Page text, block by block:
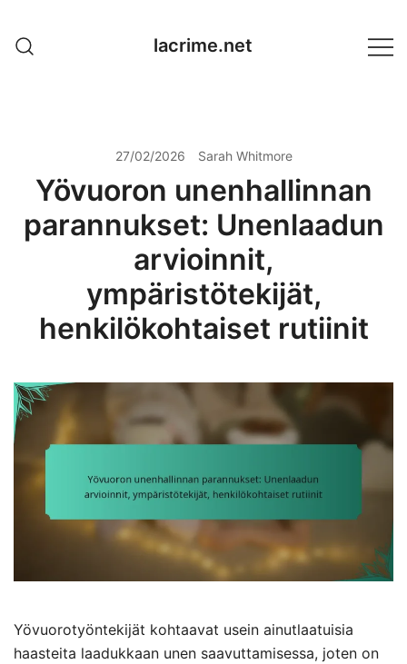
content
lacrime.net
27/02/2026 Sarah Whitmore
Yövuoron unenhallinnan
parannukset: Unenlaadun
arvioinnit,
ympäristötekijät,
henkilökohtaiset rutiinit
Yövuorotyöntekijät kohtaavat usein ainutlaatuisia
haasteita laadukkaan unen saavuttamisessa, joten on